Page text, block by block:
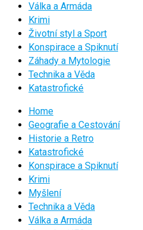
Válka a Armáda
Krimi
Životní styl a Sport
Konspirace a Spiknutí
Záhady a Mytologie
Technika a Věda
Katastrofické
Home
Geografie a Cestování
Historie a Retro
Katastrofické
Konspirace a Spiknutí
Krimi
Myšlení
Technika a Věda
Válka a Armáda